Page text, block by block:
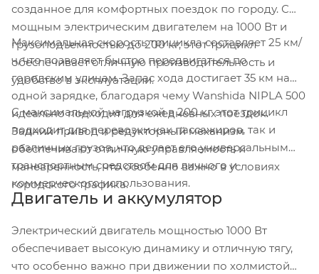
созданное для комфортных поездок по городу. С
мощным электрическим двигателем на 1000 Вт и
грузоподъемностью до 200 кг, этот трицикл
обеспечивает отличную производительность и
удобство в эксплуатации.
Максимальная скорость трицикла составляет 25 км/
ч, что позволяет быстро передвигаться по
городским улицам. Запас хода достигает 35 км на
одной зарядке, благодаря чему Wanshida NIPLA 500
идеально подходит для ежедневных поездок.
Задний привод и редукторный механизм
обеспечивают отличную управляемость и
маневренность, что особенно важно в условиях
городского трафика.
С максимальной нагрузкой в 200 кг этот трицикл
подходит для перевозки как пассажиров, так и
различных грузов, что делает его универсальным
транспортным средством для личного и
коммерческого использования.
Двигатель и аккумулятор
Электрический двигатель мощностью 1000 Вт
обеспечивает высокую динамику и отличную тягу,
что особенно важно при движении по холмистой